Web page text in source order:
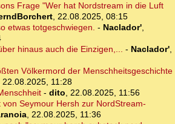
Frage "Wer hat Nordstream in die Luft
, 22.08.2025, 08:15
etwas totgeschwiegen. - Naclador',
hinaus auch die Einzigen,... - Naclador',
Völkermord der Menschheitsgeschichte
22.08.2025, 11:28
- dito, 22.08.2025, 11:56
von Seymour Hersh zur NordStream-
, 22.08.2025, 11:36